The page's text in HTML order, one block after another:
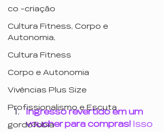
co -criação
Cultura Fitness, Corpo e
Autonomia,
Cultura Fitness
Corpo e Autonomia
Vivências Plus Size
Profissionalismo e Escuta
gordofobia
Ingresso revertido em um
voucher para compras! Isso